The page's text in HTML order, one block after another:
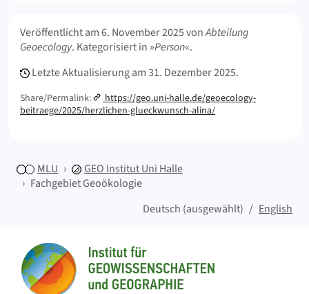
Veröffentlicht am6. November 2025vonAbteilung
Geoecology. Kategorisiert in »Person«.
Letzte Aktualisierung am31. Dezember 2025.
Share/Permalink:
https://geo.uni-halle.de/geoecology-
beitraege/2025/herzlichen-glueckwunsch-alina/
MLU GEO Institut Uni Halle
Fachgebiet Geoökologie
Deutsch (ausgewählt)
English
Startseite